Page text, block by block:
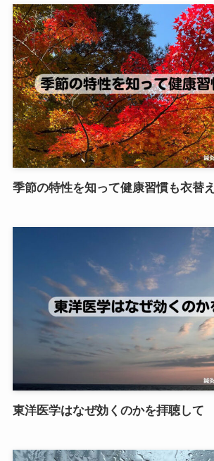
季節の特性を知って健康習慣も衣替え
東洋医学はなぜ効くのかを拝聴して